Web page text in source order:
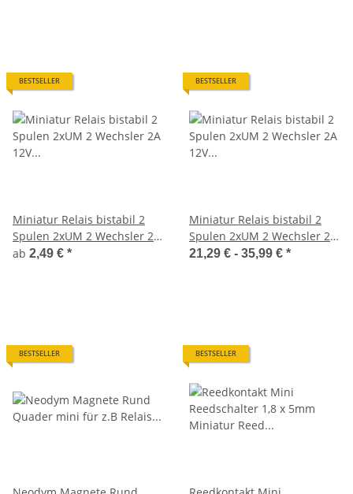
BESTSELLER
Miniatur Relais bistabil 2
Spulen 2xUM 2 Wechsler 2A
12V 9V - 24V Sockel Dioden
ab 2,49 € *
BESTSELLER
Miniatur Relais bistabil 2
Spulen 2xUM 2 Wechsler 2A
12V 9V - 24V Sockel Dioden
21,29 € - 35,99 € *
BESTSELLER BESTSELLER